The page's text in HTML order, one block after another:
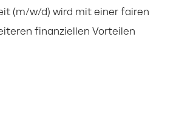
(m/w/d) wird mit einer fairen
finanziellen Vorteilen